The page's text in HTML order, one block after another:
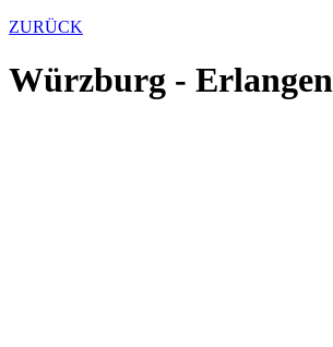
ZURÜCK
Würzburg - Erlangen